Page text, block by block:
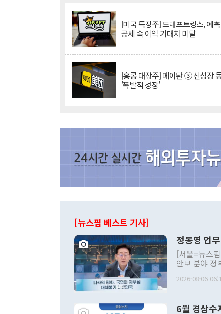
[미국 특징주] 드래프트킹스, 예
공세 속 이익 기대치 미달
[홍콩 대장주] 메이퇀 ③ 신성장
'폭발적 성장'
[뉴스핌 베스트 기사]
정동영 업
[서울=뉴스
안보 분야 정
발언 중에는
주의적 희망
2026-08-06
6월 경상수